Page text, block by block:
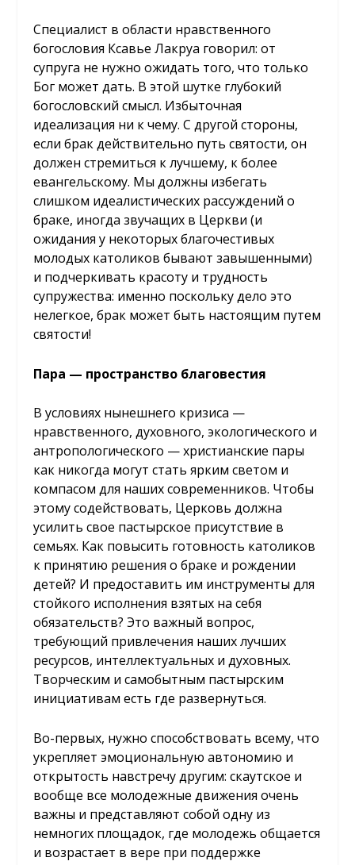
Специалист в области нравственного
богословия Ксавье Лакруа говорил: от
супруга не нужно ожидать того, что только
Бог может дать. В этой шутке глубокий
богословский смысл. Избыточная
идеализация ни к чему. С другой стороны,
если брак действительно путь святости, он
должен стремиться к лучшему, к более
евангельскому. Мы должны избегать
слишком идеалистических рассуждений о
браке, иногда звучащих в Церкви (и
ожидания у некоторых благочестивых
молодых католиков бывают завышенными)
и подчеркивать красоту и трудность
супружества: именно поскольку дело это
нелегкое, брак может быть настоящим путем
святости!
Пара — пространство благовестия
В условиях нынешнего кризиса —
нравственного, духовного, экологического и
антропологического — христианские пары
как никогда могут стать ярким светом и
компасом для наших современников. Чтобы
этому содействовать, Церковь должна
усилить свое пастырское присутствие в
семьях. Как повысить готовность католиков
к принятию решения о браке и рождении
детей? И предоставить им инструменты для
стойкого исполнения взятых на себя
обязательств? Это важный вопрос,
требующий привлечения наших лучших
ресурсов, интеллектуальных и духовных.
Творческим и самобытным пастырским
инициативам есть где развернуться.
Во-первых, нужно способствовать всему, что
укрепляет эмоциональную автономию и
открытость навстречу другим: скаутское и
вообще все молодежные движения очень
важны и представляют собой одну из
немногих площадок, где молодежь общается
и возрастает в вере при поддержке